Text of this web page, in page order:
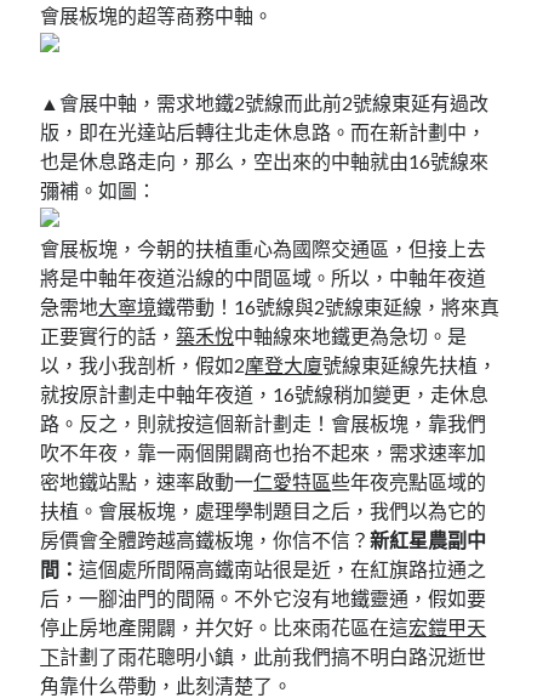
會展板塊的超等商務中軸。
▲會展中軸，需求地鐵2號線而此前2號線東延有過改
版，即在光達站后轉往北走休息路。而在新計劃中，
也是休息路走向，那么，空出來的中軸就由16號線來
彌補。如圖：
會展板塊，今朝的扶植重心為國際交通區，但接上去
將是中軸年夜道沿線的中間區域。所以，中軸年夜道
急需地大寧境鐵帶動！16號線與2號線東延線，將來真
正要實行的話，築禾悅中軸線來地鐵更為急切。是
以，我小我剖析，假如2摩登大廈號線東延線先扶植，
就按原計劃走中軸年夜道，16號線稍加變更，走休息
路。反之，則就按這個新計劃走！會展板塊，靠我們
吹不年夜，靠一兩個開闢商也抬不起來，需求速率加
密地鐵站點，速率啟動一仁愛特區些年夜亮點區域的
扶植。會展板塊，處理學制題目之后，我們以為它的
房價會全體跨越高鐵板塊，你信不信？新紅星農副中
間：這個處所間隔高鐵南站很是近，在紅旗路拉通之
后，一腳油門的間隔。不外它沒有地鐵靈通，假如要
停止房地產開闢，并欠好。比來雨花區在這宏鎧甲天
下計劃了雨花聰明小鎮，此前我們搞不明白路況逝世
角靠什么帶動，此刻清楚了。